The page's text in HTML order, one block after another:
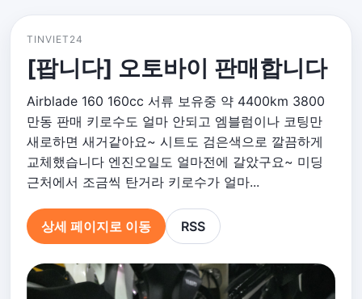
TINVIET24
[팝니다] 오토바이 판매합니다
Airblade 160 160cc 서류 보유중 약 4400km 3800
만동 판매 키로수도 얼마 안되고 엠블럼이나 코팅만
새로하면 새거같아요~ 시트도 검은색으로 깔끔하게
교체했습니다 엔진오일도 얼마전에 갈았구요~ 미딩
근처에서 조금씩 탄거라 키로수가 얼마...
상세 페이지로 이동 RSS